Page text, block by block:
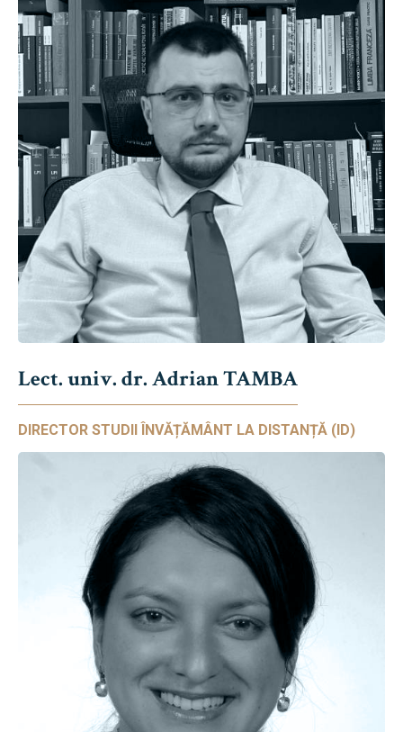
Lect. univ. dr. Adrian TAMBA
DIRECTOR STUDII ÎNVĂȚĂMÂNT LA DISTANȚĂ (ID)